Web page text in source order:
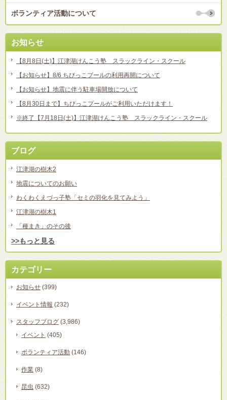
ボランティア活動について
お知らせ
【8月8日(土)】江津湖けんこう塾 スラックライン・スクール
【お知らせ】8/6 ちびっこプールの利用再開について
【お知らせ】地震に伴う駐車場開放について
【8月30日まで】ちびっこプールがご利用いただけます！
※終了【7月18日(土)】江津湖けんこう塾 スラックライン・スクール
ブログ
江津湖の樹木2
地震についてのお願い
わくわくえづっ子塾「セミの羽化を見てみよう」
江津湖の樹木1
「種まき」のその後
>>もっと見る
カテゴリー
お知らせ (399)
イベント情報 (232)
スタッフブログ (3,986)
イベント (405)
ボランティア活動 (146)
作業 (8)
昆虫 (632)